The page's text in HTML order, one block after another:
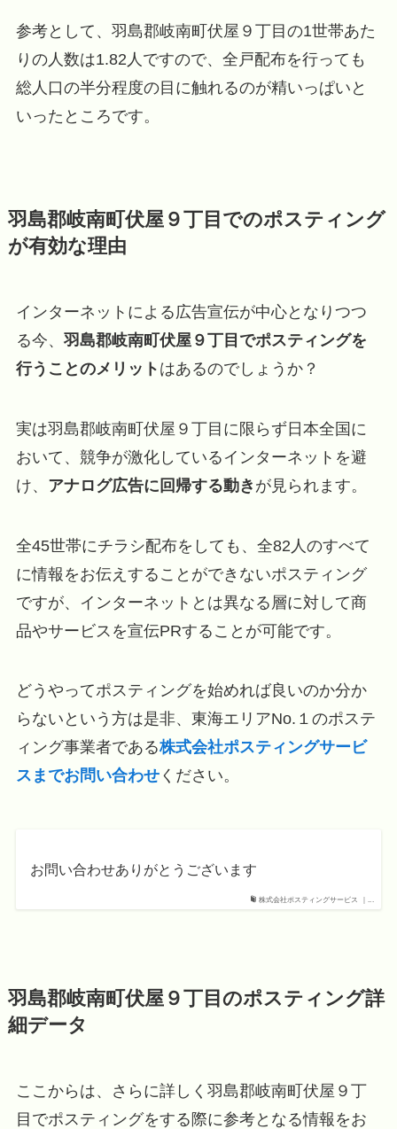
参考として、羽島郡岐南町伏屋９丁目の1世帯あた
りの人数は1.82人ですので、全戸配布を行っても
総人口の半分程度の目に触れるのが精いっぱいと
いったところです。
羽島郡岐南町伏屋９丁目でのポスティング
が有効な理由
インターネットによる広告宣伝が中心となりつつ
る今、 羽島郡岐南町伏屋９丁目でポスティングを
行うことのメリット はあるのでしょうか？
実は羽島郡岐南町伏屋９丁目に限らず日本全国に
おいて、競争が激化しているインターネットを避
け、 アナログ広告に回帰する動き が見られます。
全45世帯にチラシ配布をしても、全82人のすべて
に情報をお伝えすることができないポスティング
ですが、インターネットとは異なる層に対して商
品やサービスを宣伝PRすることが可能です。
どうやってポスティングを始めれば良いのか分か
らないという方は是非、東海エリアNo.１のポステ
ィング事業者である株式会社ポスティングサービ
スまでお問い合わせください。
株式会社ポスティングサービス ｜...
お問い合わせありがとうございます
羽島郡岐南町伏屋９丁目のポスティング詳
細データ
ここからは、さらに詳しく羽島郡岐南町伏屋９丁
目でポスティングをする際に参考となる情報をお